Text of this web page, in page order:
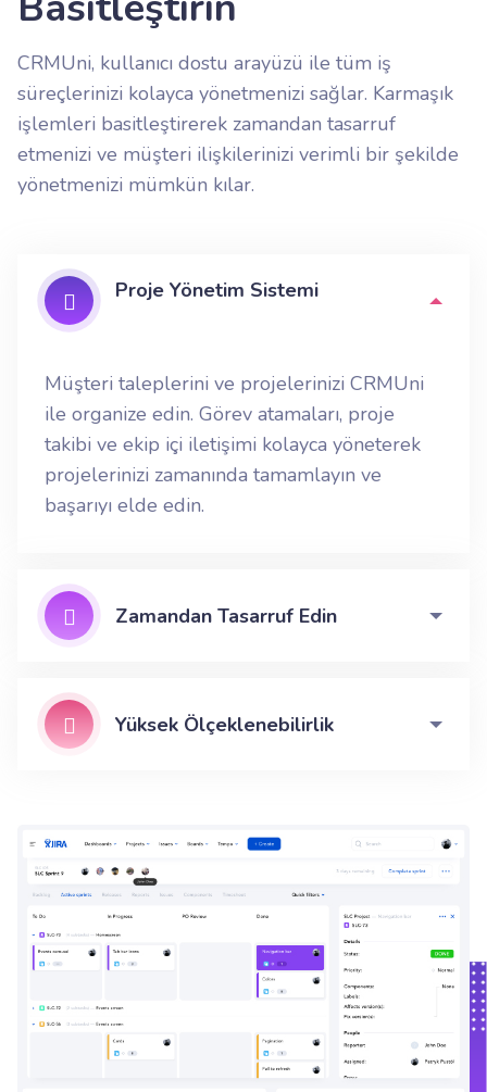
CRMUni, kullanıcı dostu arayüzü ile tüm iş
süreçlerinizi kolayca yönetmenizi sağlar. Karmaşık
işlemleri basitleştirerek zamandan tasarruf
etmenizi ve müşteri ilişkilerinizi verimli bir şekilde
yönetmenizi mümkün kılar.
Proje Yönetim Sistemi
Müşteri taleplerini ve projelerinizi CRMUni
ile organize edin. Görev atamaları, proje
takibi ve ekip içi iletişimi kolayca yöneterek
projelerinizi zamanında tamamlayın ve
başarıyı elde edin.
Zamandan Tasarruf Edin
Yüksek Ölçeklenebilirlik